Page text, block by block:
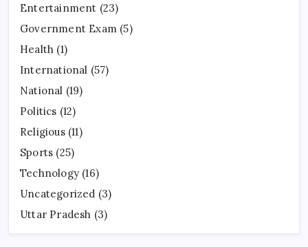
Entertainment (23)
Government Exam (5)
Health (1)
International (57)
National (19)
Politics (12)
Religious(11)
Sports (25)
Technology (16)
Uncategorized (3)
Uttar Pradesh (3)